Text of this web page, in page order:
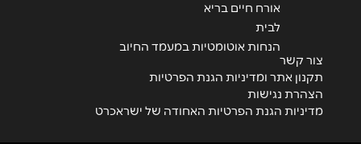
אורח חיים בריא
לבית
הנחות אוטומטיות במעמד החיוב
צור קשר
תקנון אתר ומדיניות הגנת הפרטיות
הצהרת נגישות
מדיניות הגנת הפרטיות האחודה של ישראכרט